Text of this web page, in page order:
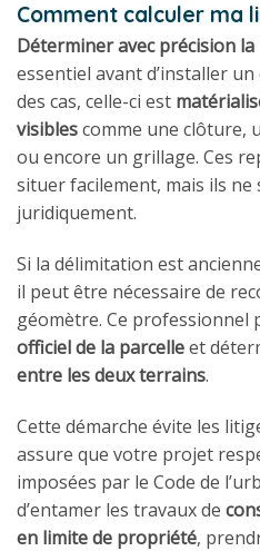
Comment calculer ma
Déterminer avec précision
essentiel avant d’installer
des cas, celle-ci est
visiblescomme une clôture,
ou encore un grillage. Ces
situer facilement, mais ils
juridiquement.
Si la délimitation est
il peut être nécessaire de
géomètre. Ce professionnel
officiel de la parcelleet
entre les deux terrains.
Cette démarche évite les
assure que votre projet
imposées par le Code de
d’entamer les travaux de
en limite de propriété,